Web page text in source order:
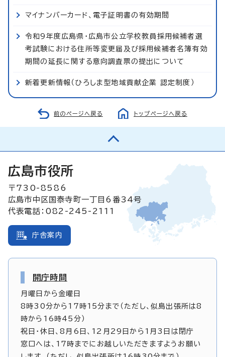
マイナンバーカード、電子証明書の有効期間
令和9年度広島県・広島市公立学校教員採用候補者選
考試験における住所等変更届及び採用候補者名簿有効
期間の延長に関する意向調査票の提出について
新着更新情報（ひろしま型地域貢献企業 認定制度）
前のページへ戻る トップページへ戻る
広島市役所
〒730-8586
広島市中区国泰寺町一丁目6番34号
代表電話：082-245-2111
庁舎案内
開庁時間
月曜日から金曜日
8時30分から17時15分まで（ただし、似島出張所は8
時から16時45分）
祝日・休日、8月6日、12月29日から1月3日は閉庁
窓口へは、17時までにお越しいただきますようお願い